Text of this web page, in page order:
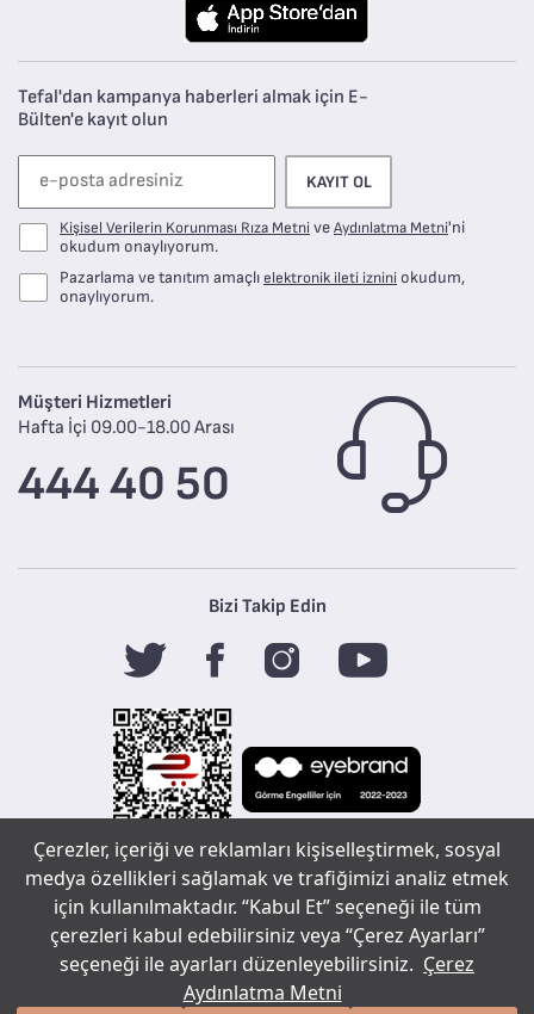
Çerezler, içeriği ve reklamları kişiselleştirmek, sosyal
medya özellikleri sağlamak ve trafiğimizi analiz etmek
için kullanılmaktadır. “Kabul Et” seçeneği ile tüm
çerezleri kabul edebilirsiniz veya “Çerez Ayarları”
seçeneği ile ayarları düzenleyebilirsiniz. Çerez
Aydınlatma Metni
Tefal'dan kampanya haberleri almak için E-
Bülten'e kayıt olun
KAYIT OL
Kişisel Verilerin Korunması Rıza MetniveAydınlatma Metni'ni
okudum onaylıyorum.
Pazarlama ve tanıtım amaçlıelektronik ileti iznini okudum,
onaylıyorum.
Müşteri Hizmetleri
Hafta İçi 09.00-18.00 Arası
444 40 50
Bizi Takip Edin
Copyright ©
2020 Tüm
Tefal
markasıdır.
Sohbet çerez tercihleri